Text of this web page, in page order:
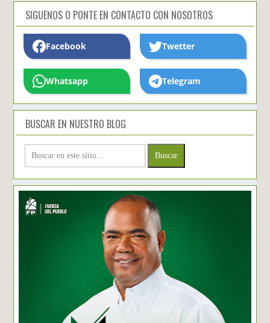
SIGUENOS O PONTE EN CONTACTO CON NOSOTROS
Facebook Twetter
Whatsapp Telegram
BUSCAR EN NUESTRO BLOG